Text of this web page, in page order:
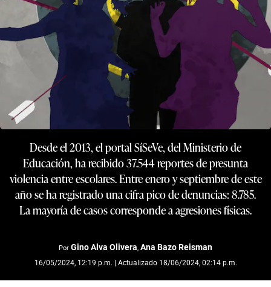
Desde el 2013, el portal SíSeVe, del Ministerio de
Educación, ha recibido 37.544 reportes de presunta
violencia entre escolares. Entre enero y septiembre de este
año se ha registrado una cifra pico de denuncias: 8.785.
La mayoría de casos corresponde a agresiones físicas.
Por Gino Alva Olivera, Ana Bazo Reisman
16/05/2024, 12:19 p.m. | Actualizado 18/06/2024, 02:14 p.m.